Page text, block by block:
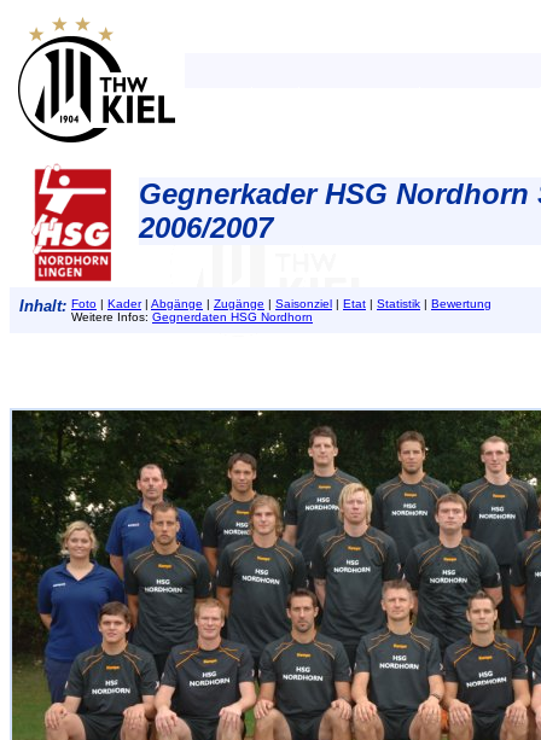
Gegnerkader HSG Nordhorn
2006/2007
Inhalt: Foto | Kader| Abgänge | Zugänge | Saisonziel | Etat | Statistik | Bewertung
Weitere Infos: Gegnerdaten HSG Nordhorn